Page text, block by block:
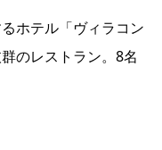
ホテル「ヴィラコン
のレストラン。8名